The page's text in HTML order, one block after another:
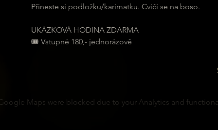
Přineste si podložku/karimatku. Cvičí se na boso.
UKÁZKOVÁ HODINA ZDARMA
🎟 Vstupné 180,- jednorázově
Maps were blocked due to your Analytics and